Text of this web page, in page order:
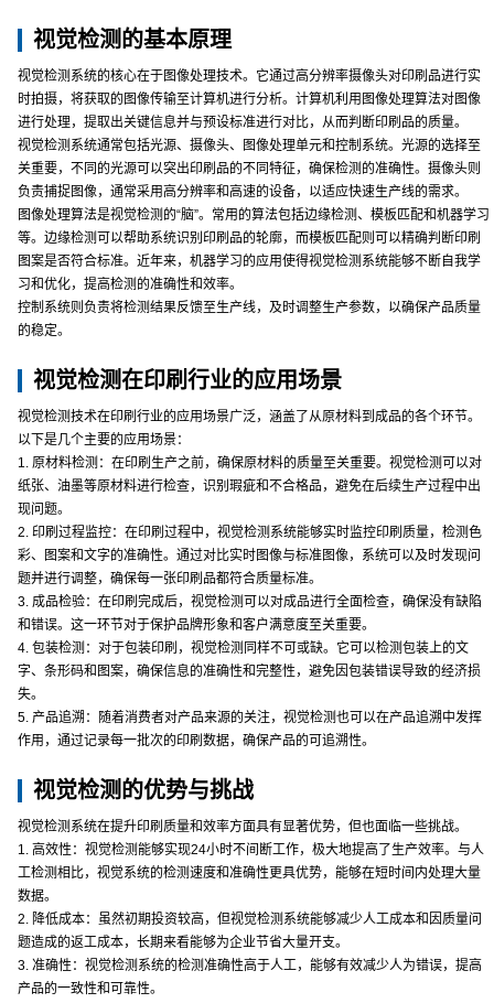
视觉检测的基本原理
视觉检测系统的核心在于图像处理技术。它通过高分辨率摄像头对印刷品进行实
时拍摄，将获取的图像传输至计算机进行分析。计算机利用图像处理算法对图像
进行处理，提取出关键信息并与预设标准进行对比，从而判断印刷品的质量。
视觉检测系统通常包括光源、摄像头、图像处理单元和控制系统。光源的选择至
关重要，不同的光源可以突出印刷品的不同特征，确保检测的准确性。摄像头则
负责捕捉图像，通常采用高分辨率和高速的设备，以适应快速生产线的需求。
图像处理算法是视觉检测的“脑”。常用的算法包括边缘检测、模板匹配和机器学习
等。边缘检测可以帮助系统识别印刷品的轮廓，而模板匹配则可以精确判断印刷
图案是否符合标准。近年来，机器学习的应用使得视觉检测系统能够不断自我学
习和优化，提高检测的准确性和效率。
控制系统则负责将检测结果反馈至生产线，及时调整生产参数，以确保产品质量
的稳定。
视觉检测在印刷行业的应用场景
视觉检测技术在印刷行业的应用场景广泛，涵盖了从原材料到成品的各个环节。
以下是几个主要的应用场景：
1. 原材料检测：在印刷生产之前，确保原材料的质量至关重要。视觉检测可以对
纸张、油墨等原材料进行检查，识别瑕疵和不合格品，避免在后续生产过程中出
现问题。
2. 印刷过程监控：在印刷过程中，视觉检测系统能够实时监控印刷质量，检测色
彩、图案和文字的准确性。通过对比实时图像与标准图像，系统可以及时发现问
题并进行调整，确保每一张印刷品都符合质量标准。
3. 成品检验：在印刷完成后，视觉检测可以对成品进行全面检查，确保没有缺陷
和错误。这一环节对于保护品牌形象和客户满意度至关重要。
4. 包装检测：对于包装印刷，视觉检测同样不可或缺。它可以检测包装上的文
字、条形码和图案，确保信息的准确性和完整性，避免因包装错误导致的经济损
失。
5. 产品追溯：随着消费者对产品来源的关注，视觉检测也可以在产品追溯中发挥
作用，通过记录每一批次的印刷数据，确保产品的可追溯性。
视觉检测的优势与挑战
视觉检测系统在提升印刷质量和效率方面具有显著优势，但也面临一些挑战。
1. 高效性：视觉检测能够实现24小时不间断工作，极大地提高了生产效率。与人
工检测相比，视觉系统的检测速度和准确性更具优势，能够在短时间内处理大量
数据。
2. 降低成本：虽然初期投资较高，但视觉检测系统能够减少人工成本和因质量问
题造成的返工成本，长期来看能够为企业节省大量开支。
3. 准确性：视觉检测系统的检测准确性高于人工，能够有效减少人为错误，提高
产品的一致性和可靠性。